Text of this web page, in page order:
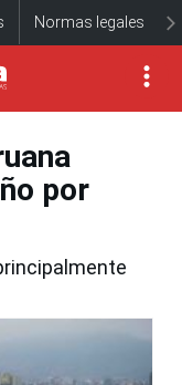
Normas legales
por